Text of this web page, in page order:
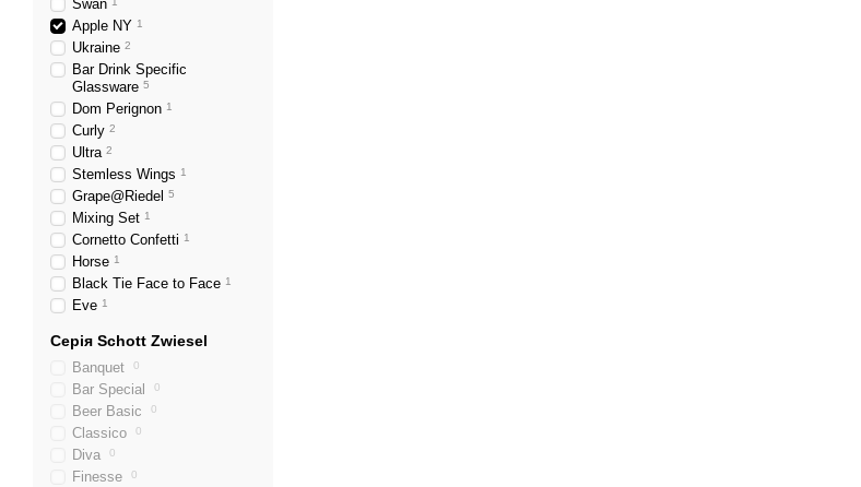
Swan
Apple NY 1
Ukraine 2
Bar Drink Specific
Glassware 5
Dom Perignon 1
Curly 2
Ultra 2
Stemless Wings 1
Grape@Riedel 5
Mixing Set 1
Cornetto Confetti 1
Horse 1
Black Tie Face to Face 1
Eve 1
Серія Schott Zwiesel
Banquet 0
Bar Special 0
Beer Basic 0
Classico 0
Diva 0
Finesse 0